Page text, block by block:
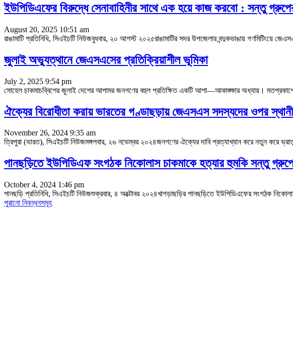
ইউপিডিএফের বিরুদ্ধে সেনাবাহিনীর সাথে এক হয়ে কাজ করবো : সন্তু
August 20, 2025 10:51 am
রাঙামাটি প্রতিনিধি, সিএইচটি নিউজবুধবার, ২০ আগস্ট ২০২৫রাঙামাটির সদর উপজেলার বন্দুকভাঙায় গণমিটিংয়ে
জুলাই অভ্যুত্থানে জেএসএসের প্রতিক্রিয়াশীল ভূমিকা
July 2, 2025 9:54 pm
সোহেল চাকমাচব্বিশের জুলাই দেশের আপামর জনগণের বহুল প্রতিক্ষিত একটি আশা—আকাঙ্ক্ষার অধ্যায়।
ঐক্যের বিরোধীতা করায় ভারতের গণ্ডাছড়ায় জেএসএস সদস্যদের ওপর
November 26, 2024 9:35 am
ত্রিপুরা (ভারত), সিএইচটি নিউজমঙ্গলবার, ২৬ নভেম্বর ২০২৪জনগণের ঐক্যের দাবি প্রত্যাখ্যান করে নতুন করে
পানছড়িতে ইউপিডিএফ সংগঠক নিকোলাস চাকমাকে হত্যার হুমকি সন্তু
October 4, 2024 1:46 pm
পানছড়ি প্রতিনিধি, সিএইচটি নিউজশুক্রবার, ৪ অক্টোবর ২০২৪খাগড়াছড়ির পানছড়িতে ইউপিডিএফের সংগঠক
পুরানো নিবন্ধনসমূহ